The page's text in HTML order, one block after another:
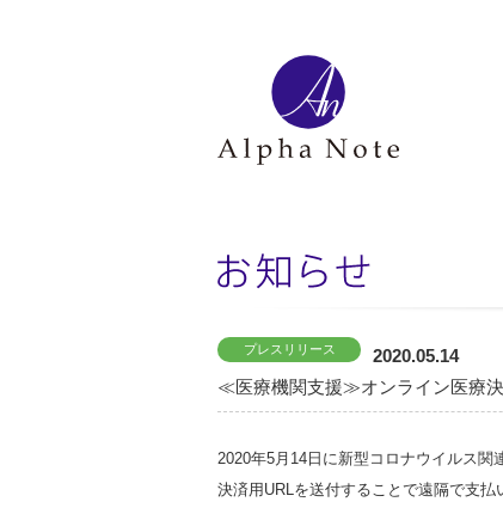
プレスリリース
2020.05.14
≪医療機関支援≫オンライン医療
2020年5月14日に新型コロナウイルス関
決済用URLを送付することで遠隔で支払